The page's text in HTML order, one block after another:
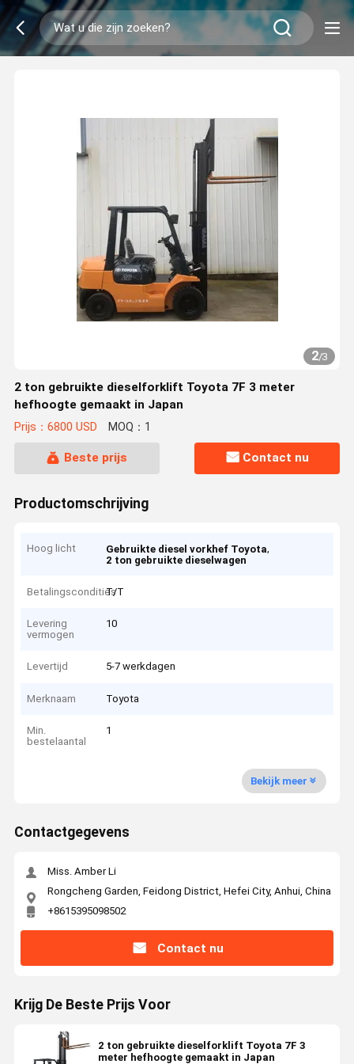
2/3
2 ton gebruikte dieselforklift Toyota 7F 3 meter
hefhoogte gemaakt in Japan
Prijs：6800 USD MOQ：1
Beste prijs Contact nu
Productomschrijving
Hoog licht Gebruikte diesel vorkhef Toyota,
2 ton gebruikte dieselwagen
Betalingscondities
T/T
Levering
vermogen
10
Levertijd 5-7 werkdagen
Merknaam Toyota
Min.
bestelaantal
1
Bekijk meer
Contactgegevens
Miss. Amber Li
Rongcheng Garden, Feidong District, Hefei City, Anhui, China
+8615395098502
Contact nu
Krijg De Beste Prijs Voor
2 ton gebruikte dieselforklift Toyota 7F 3
meter hefhoogte gemaakt in Japan